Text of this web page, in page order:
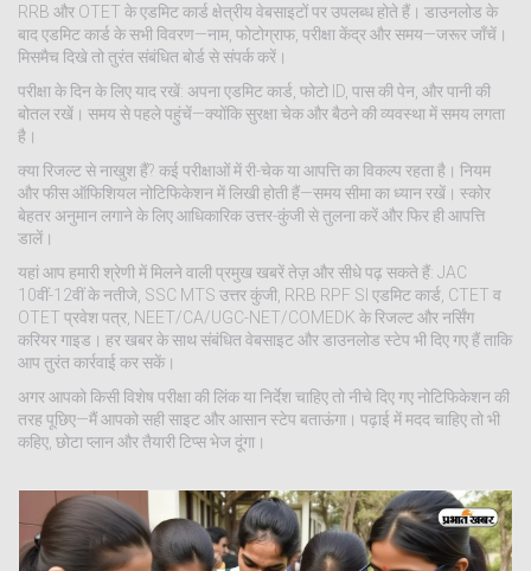
RRB और OTET के एडमिट कार्ड क्षेत्रीय वेबसाइटों पर उपलब्ध होते हैं। डाउनलोड के
बाद एडमिट कार्ड के सभी विवरण—नाम, फोटोग्राफ, परीक्षा केंद्र और समय—जरूर जाँचें।
मिसमैच दिखे तो तुरंत संबंधित बोर्ड से संपर्क करें।
परीक्षा के दिन के लिए याद रखें: अपना एडमिट कार्ड, फोटो ID, पास की पेन, और पानी की
बोतल रखें। समय से पहले पहुंचें—क्योंकि सुरक्षा चेक और बैठने की व्यवस्था में समय लगता
है।
क्या रिजल्ट से नाखुश हैं? कई परीक्षाओं में री-चेक या आपत्ति का विकल्प रहता है। नियम
और फीस ऑफिशियल नोटिफिकेशन में लिखी होती हैं—समय सीमा का ध्यान रखें। स्कोर
बेहतर अनुमान लगाने के लिए आधिकारिक उत्तर-कुंजी से तुलना करें और फिर ही आपत्ति
डालें।
यहां आप हमारी श्रेणी में मिलने वाली प्रमुख खबरें तेज़ और सीधे पढ़ सकते हैं: JAC
10वीं-12वीं के नतीजे, SSC MTS उत्तर कुंजी, RRB RPF SI एडमिट कार्ड, CTET व
OTET प्रवेश पत्र, NEET/CA/UGC-NET/COMEDK के रिजल्ट और नर्सिंग
करियर गाइड। हर खबर के साथ संबंधित वेबसाइट और डाउनलोड स्टेप भी दिए गए हैं ताकि
आप तुरंत कार्रवाई कर सकें।
अगर आपको किसी विशेष परीक्षा की लिंक या निर्देश चाहिए तो नीचे दिए गए नोटिफिकेशन की
तरह पूछिए—मैं आपको सही साइट और आसान स्टेप बताऊंगा। पढ़ाई में मदद चाहिए तो भी
कहिए, छोटा प्लान और तैयारी टिप्स भेज दूंगा।